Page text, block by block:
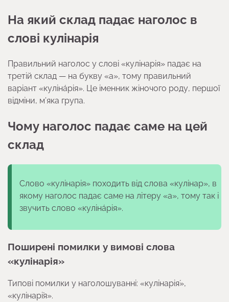
На який склад падає наголос в
слові кулінарія
Правильний наголос у слові «кулінарія» падає на
третій склад — на букву «а», тому правильний
варіант «куліна́рія». Це іменник жіночого роду, першої
відміни, м’яка група.
Чому наголос падає саме на цей
склад
Слово «кулінарія» походить від слова «кулінар», в
якому наголос падає саме на літеру «а», тому так і
звучить слово «куліна́рія».
Поширені помилки у вимові слова
«кулінарія»
Типові помилки у наголошуванні: «кулінарія́»,
«кулінарі́я».